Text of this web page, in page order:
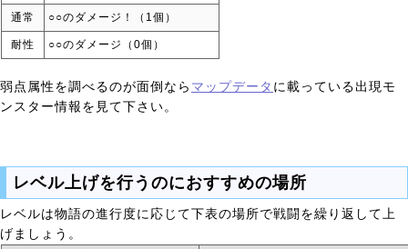
通常 ○○のダメージ！（1個）
耐性 ○○のダメージ（0個）
弱点属性を調べるのが面倒なら マップデータ に載っている出現モ
ンスター情報を見て下さい。
レベル上げを行うのにおすすめの場所
レベルは物語の進行度に応じて下表の場所で戦闘を繰り返して上
げましょう。